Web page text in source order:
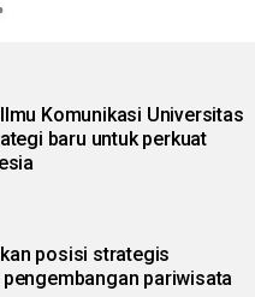
Komunikasi Universitas
baru untuk perkuat
posisi strategis
pariwisata